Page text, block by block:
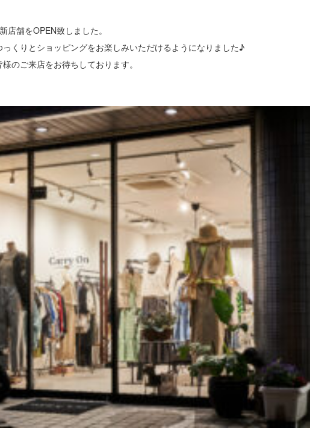
店舗をOPEN致しました。
くりとショッピングをお楽しみいただけるようになりました♪
のご来店をお待ちしております。